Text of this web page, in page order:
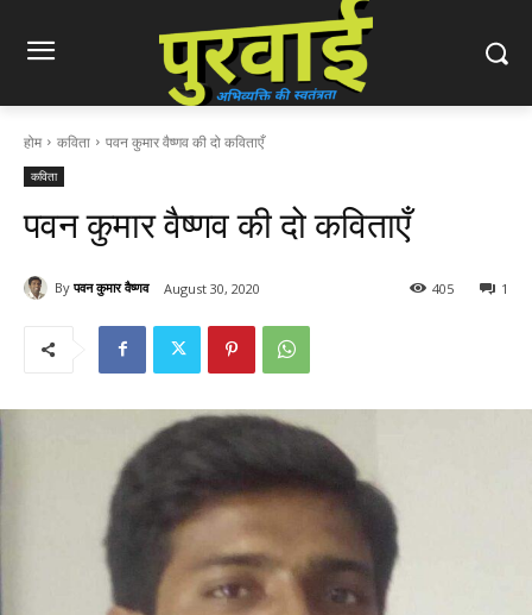
होम कविता पवन कुमार वैष्णव की दो कविताएँ
कविता
पवन कुमार वैष्णव की दो कविताएँ
By पवन कुमार वैष्णव August 30, 2020 1
405